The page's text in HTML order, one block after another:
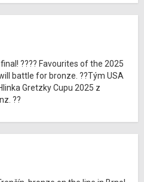
???? Favourites of the 2025
battle for bronze. ??Tým USA
Gretzky Cupu 2025 z
??